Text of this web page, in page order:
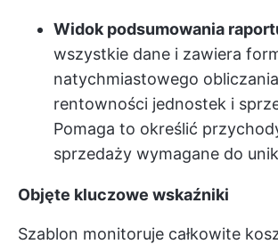
Widok podsumowania
wszystkie dane i zawiera
natychmiastowego
rentowności jednostek i
Pomaga to określić
sprzedaży wymagane do
Objęte kluczowe wskaźniki
Szablon monitoruje całkowite